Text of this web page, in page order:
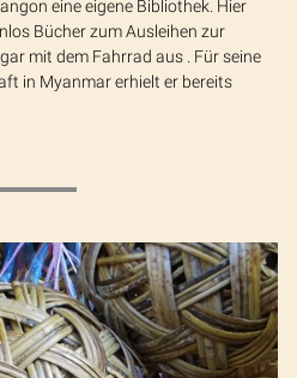
eine eigene Bibliothek. Hier
Bücher zum Ausleihen zur
mit dem Fahrrad aus . Für seine
in Myanmar erhielt er bereits